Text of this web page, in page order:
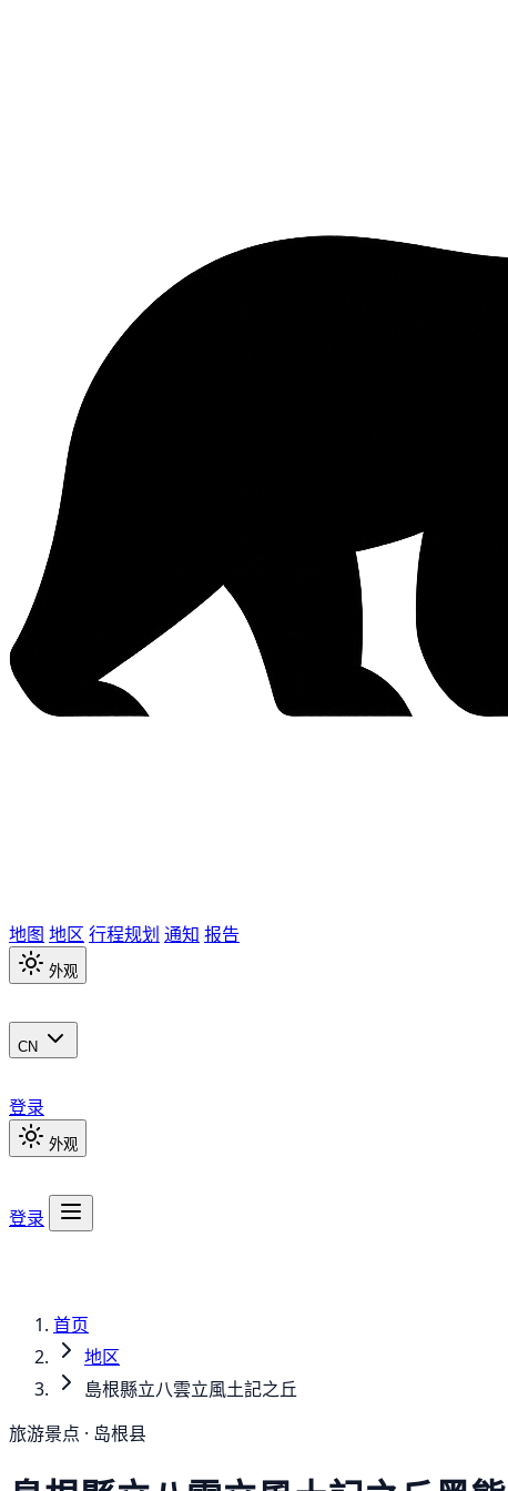
地图 地区 行程规划 通知 报告
外观
CN
登录
外观
登录
首页
地区
島根縣立八雲立風土記之丘
旅游景点 · 岛根县